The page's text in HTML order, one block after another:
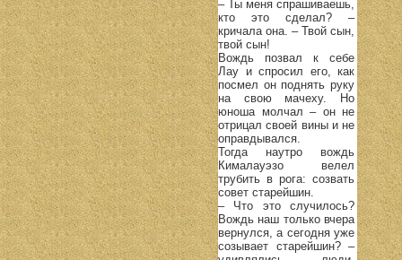
– Ты меня спрашиваешь,
кто это сделал? –
кричала она. – Твой сын,
твой сын!
Вождь позвал к себе
Лау и спросил его, как
посмел он поднять руку
на свою мачеху. Но
юноша молчал – он не
отрицал своей вины и не
оправдывался.
Тогда наутро вождь
Кималауэзо велел
трубить в рога: созвать
совет старейшин.
– Что это случилось?
Вождь наш только вчера
вернулся, а сегодня уже
созывает старейшин? –